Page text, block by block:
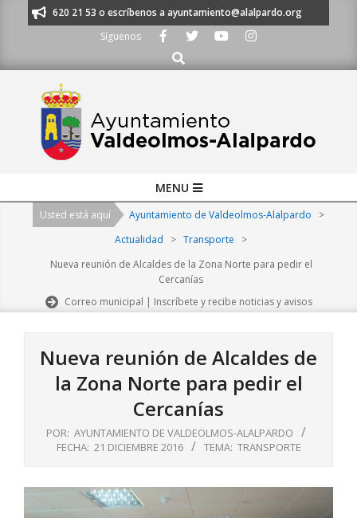
al 91 620 21 53 o escríbenos a ayuntamiento@alalpardo.org
Síguenos
Buscar
Navigation
MENU
Usted está aquí Ayuntamiento de Valdeolmos-Alalpardo
>
Actualidad
> Transporte
>
Nueva reunión de Alcaldes de la Zona Norte para pedir el
Cercanías
Correo municipal | Inscríbete y recibe noticias y avisos
Nueva reunión de Alcaldes de
la Zona Norte para pedir el
Cercanías
POR: AYUNTAMIENTO DE VALDEOLMOS-ALALPARDO
FECHA: 21 DICIEMBRE 2016 TEMA: TRANSPORTE